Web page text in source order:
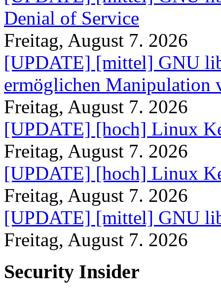
Denial of Service
Freitag, August 7. 2026
[UPDATE] [mittel] GNU
ermöglichen Manipulation
Freitag, August 7. 2026
[UPDATE] [hoch] Linux
Freitag, August 7. 2026
[UPDATE] [hoch] Linux
Freitag, August 7. 2026
[UPDATE] [mittel] GNU
Freitag, August 7. 2026
Security Insider